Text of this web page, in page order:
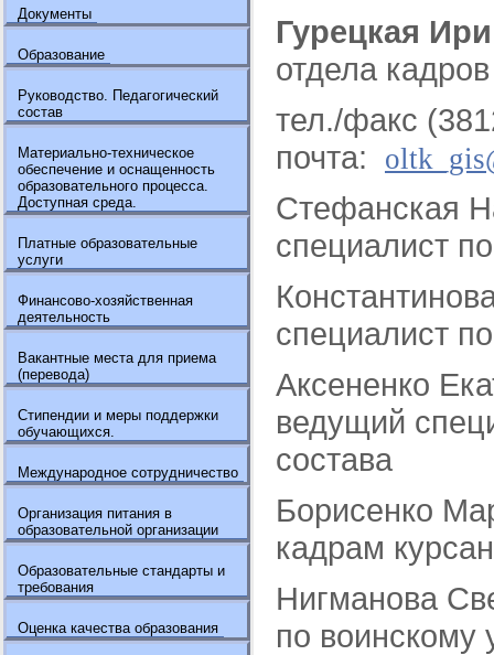
Документы
Образование
Руководство. Педагогический
состав
Материально-техническое
обеспечение и оснащенность
образовательного процесса.
Доступная среда.
Платные образовательные
услуги
Финансово-хозяйственная
деятельность
Вакантные места для приема
(перевода)
Стипендии и меры поддержки
обучающихся.
Международное сотрудничество
Организация питания в
образовательной организации
Образовательные стандарты и
требования
Оценка качества образования
Гурецкая
отдела кадров
тел./факс
почта:
Стефанская
специалист
специалист
Аксененко
ведущий
состава
Борисенко
кадрам
Нигманова
по воинскому